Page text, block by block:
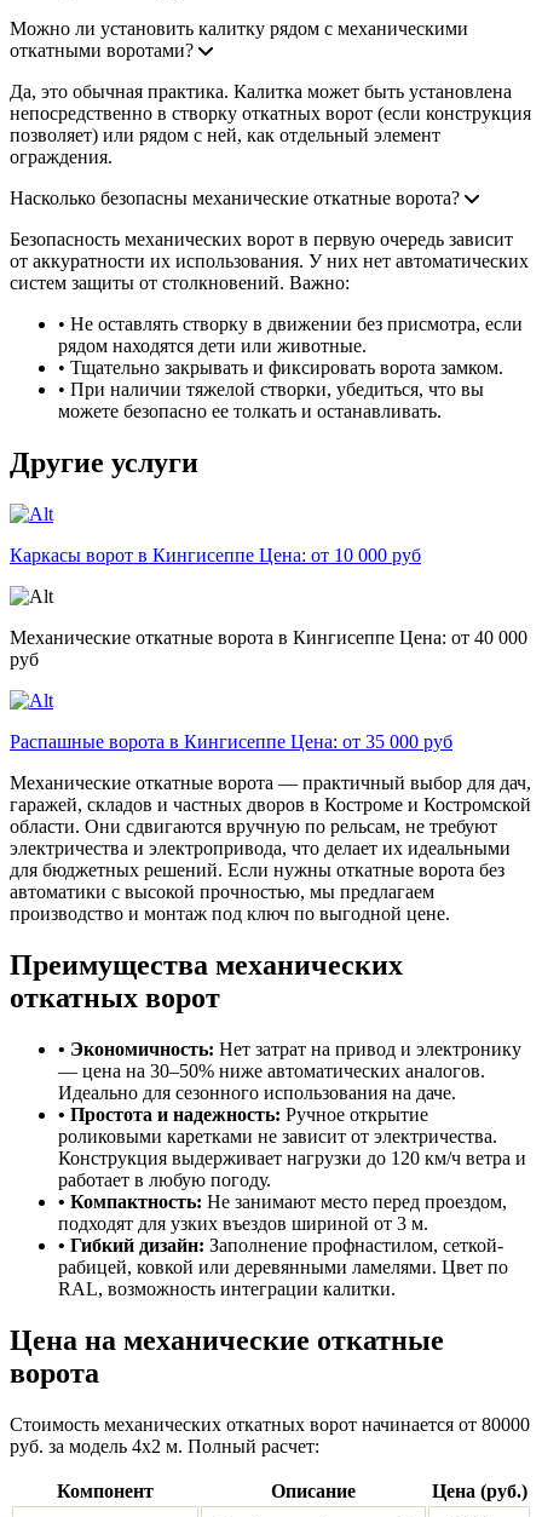
Можно ли установить калитку рядом с механическими
откатными воротами?
Да, это обычная практика. Калитка может быть установлена
непосредственно в створку откатных ворот (если конструкция
позволяет) или рядом с ней, как отдельный элемент
ограждения.
Насколько безопасны механические откатные ворота?
Безопасность механических ворот в первую очередь зависит
от аккуратности их использования. У них нет автоматических
систем защиты от столкновений. Важно:
• Не оставлять створку в движении без присмотра, если
рядом находятся дети или животные.
• Тщательно закрывать и фиксировать ворота замком.
• При наличии тяжелой створки, убедиться, что вы
можете безопасно ее толкать и останавливать.
Другие услуги
Каркасы ворот в Кингисеппе Цена: от 10 000 руб
Механические откатные ворота в Кингисеппе Цена: от 40 000
руб
Распашные ворота в Кингисеппе Цена: от 35 000 руб
Механические откатные ворота — практичный выбор для дач,
гаражей, складов и частных дворов в Костроме и Костромской
области. Они сдвигаются вручную по рельсам, не требуют
электричества и электропривода, что делает их идеальными
для бюджетных решений. Если нужны откатные ворота без
автоматики с высокой прочностью, мы предлагаем
производство и монтаж под ключ по выгодной цене.
Преимущества механических
откатных ворот
• Экономичность: Нет затрат на привод и электронику
— цена на 30–50% ниже автоматических аналогов.
Идеально для сезонного использования на даче.
• Простота и надежность: Ручное открытие
роликовыми каретками не зависит от электричества.
Конструкция выдерживает нагрузки до 120 км/ч ветра и
работает в любую погоду.
• Компактность: Не занимают место перед проездом,
подходят для узких въездов шириной от 3 м.
• Гибкий дизайн: Заполнение профнастилом, сеткой-
рабицей, ковкой или деревянными ламелями. Цвет по
RAL, возможность интеграции калитки.
Цена на механические откатные
ворота
Стоимость механических откатных ворот начинается от 80000
руб. за модель 4x2 м. Полный расчет:
Компонент Описание Цена (руб.)